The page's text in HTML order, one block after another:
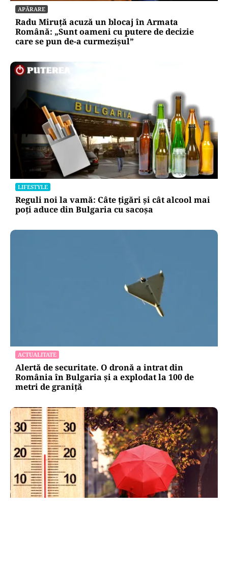
APĂRARE
Radu Miruță acuză un blocaj în Armata
Română: „Sunt oameni cu putere de decizie
care se pun de-a curmezișul”
LIFESTYLE
Reguli noi la vamă: Câte țigări și cât alcool mai
poți aduce din Bulgaria cu sacoșa
ACTUALITATE
Alertă de securitate. O dronă a intrat din
România în Bulgaria şi a explodat la 100 de
metri de graniţă